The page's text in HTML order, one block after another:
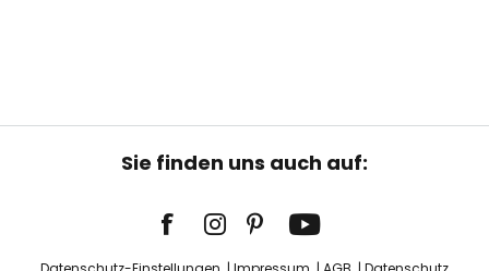
Sie finden uns auch auf: